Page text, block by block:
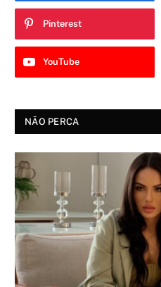
Pinterest
YouTube
NÃO PERCA